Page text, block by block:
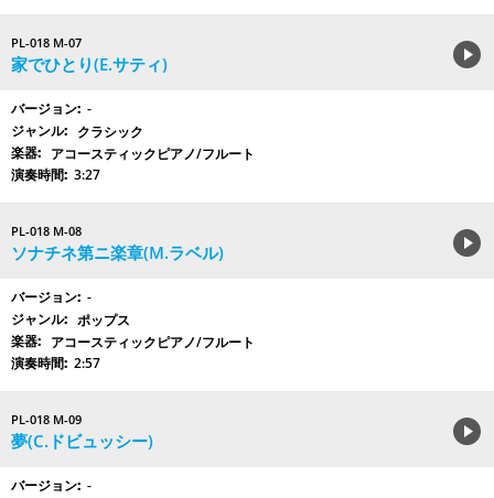
PL-018 M-07
家でひとり(E.サティ)
-
クラシック
アコースティックピアノ/フルート
3:27
PL-018 M-08
ソナチネ第ニ楽章(M.ラベル)
-
ポップス
アコースティックピアノ/フルート
2:57
PL-018 M-09
夢(C.ドビュッシー)
-